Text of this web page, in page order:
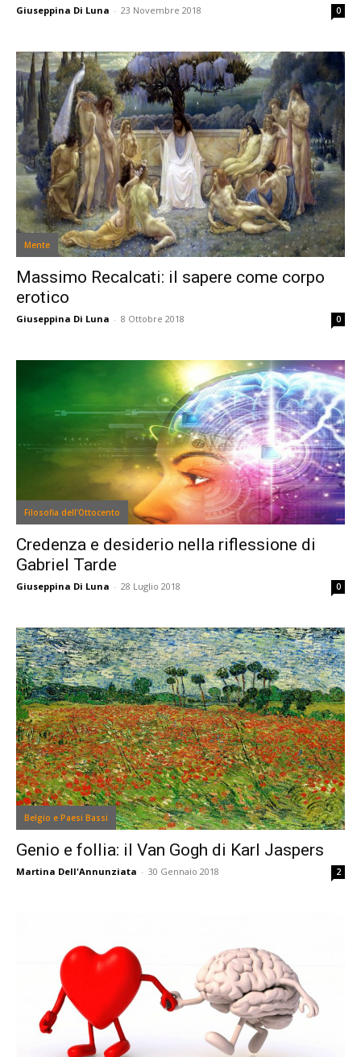
Giuseppina Di Luna - 23 Novembre 2018 0
Mente
Massimo Recalcati: il sapere come corpo
erotico
Giuseppina Di Luna - 8 Ottobre 2018 0
Filosofia dell'Ottocento
Credenza e desiderio nella riflessione di
Gabriel Tarde
Giuseppina Di Luna - 28 Luglio 2018 0
Belgio e Paesi Bassi
Genio e follia: il Van Gogh di Karl Jaspers
Martina Dell'Annunziata - 30 Gennaio 2018 2